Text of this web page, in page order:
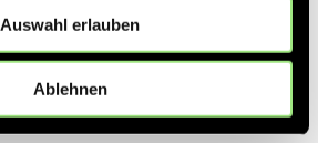
Auswahl erlauben
Ablehnen